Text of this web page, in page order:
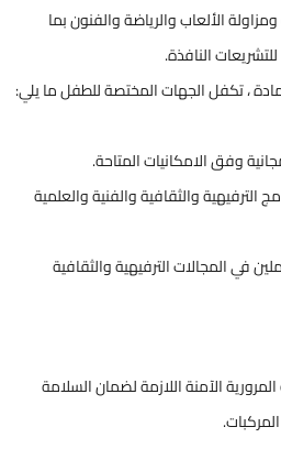
الألعاب والرياضة والفنون بما
النافذة.
، تكفل الجهات المختصة للطفل ما يلي:
الترفيهية والثقافية والفنية والعلمية
في المجالات الترفيهية والثقافية
الآمنة اللازمة لضمان السلامة